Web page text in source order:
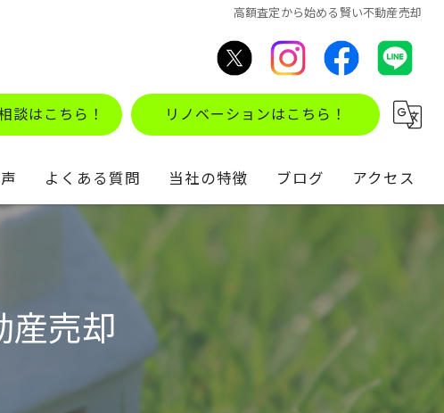
高額査定から始める賢い不動産売却
談はこちら！ リノベーションはこちら！
よくある質問 当社の特徴 ブログ アクセス
産売却